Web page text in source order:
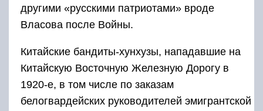
другими «русскими патриотами» вроде
Власова после Войны.
Китайские бандиты-хунхузы, нападавшие на
Китайскую Восточную Железную Дорогу в
1920-е, в том числе по заказам
белогвардейских руководителей эмигрантской